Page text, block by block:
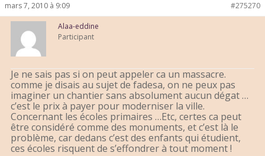
mars 7, 2010 à 9:09 #275270
Alaa-eddine
Participant
Je ne sais pas si on peut appeler ca un massacre.
comme je disais au sujet de fadesa, on ne peux pas
imaginer un chantier sans absolument aucun dégat …
c’est le prix à payer pour moderniser la ville.
Concernant les écoles primaires …Etc, certes ca peut
être considéré comme des monuments, et c’est là le
problème, car dedans c’est des enfants qui étudient,
ces écoles risquent de s’effondrer à tout moment !